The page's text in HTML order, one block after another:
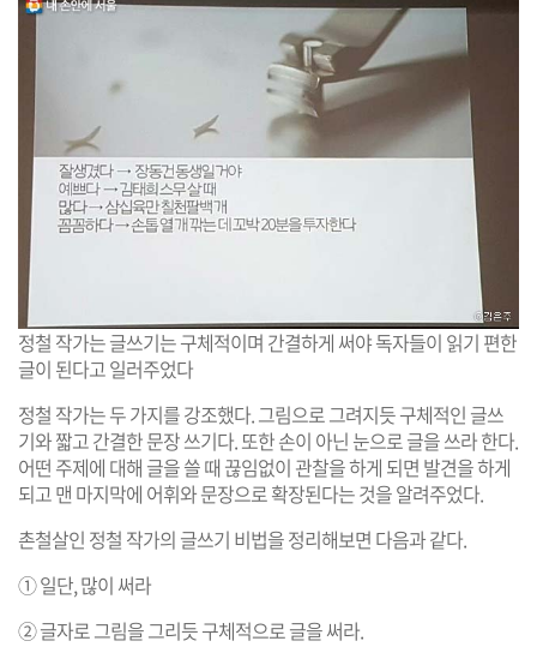
정철 작가는 글쓰기는 구체적이며 간결하게 써야 독자들이 읽기 편한
글이 된다고 일러주었다
정철 작가는 두 가지를 강조했다. 그림으로 그려지듯 구체적인 글쓰
기와 짧고 간결한 문장 쓰기다. 또한 손이 아닌 눈으로 글을 쓰라 한다.
어떤 주제에 대해 글을 쓸 때 끊임없이 관찰을 하게 되면 발견을 하게
되고 맨 마지막에 어휘와 문장으로 확장된다는 것을 알려주었다.
촌철살인 정철 작가의 글쓰기 비법을 정리해보면 다음과 같다.
① 일단, 많이 써라
② 글자로 그림을 그리듯 구체적으로 글을 써라.